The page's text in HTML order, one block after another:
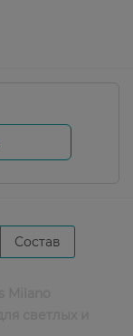
Состав